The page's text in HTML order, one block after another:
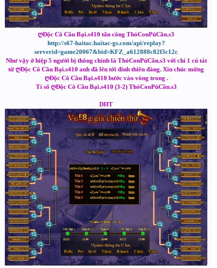
ღĐộc Cô Cầu Bại.s410 tấn công ThỏConPúCần.s3
http://s67-haitac.haitac-gs.com/api/replay?
serverid=game20067&bid=KFZ_a612888c82f3c12c
Như vậy ở hiệp 5 người bị thông chính là ThỏConPúCần.s3 với chỉ 1 cú tát
từ ღĐộc Cô Cầu Bại.s410 anh đã lên tới đỉnh thiên đàng. Xin chúc mừng
ღĐộc Cô Cầu Bại.s410 bước vào vòng trong .
Tỉ số ღĐộc Cô Cầu Bại.s410 (3-2) ThỏConPúCần.s3
DHT